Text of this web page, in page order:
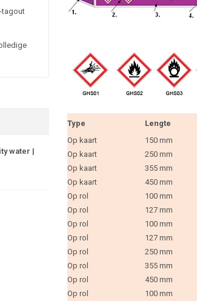
tagout
water |
Type Lengte
Op kaart
150 mm
Op kaart
250 mm
Op kaart
355 mm
Op kaart
450 mm
Op rol
100 mm
Op rol
127 mm
Op rol
100 mm
Op rol
127 mm
Op rol
250 mm
Op rol
355 mm
Op rol
450 mm
Op rol
100 mm